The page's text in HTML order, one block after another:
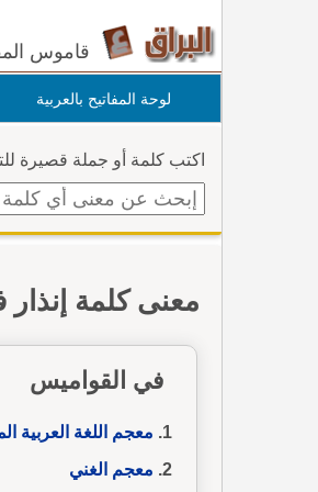
قاموس
لوحة المفاتيح بالعربية
اكتب كلمة أو جملة قصيرة
معنى كلمة
في القواميس
معجم اللغة العربية
معجم الغني